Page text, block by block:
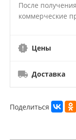
После
коммерческие
Цены
Доставка
Поделиться